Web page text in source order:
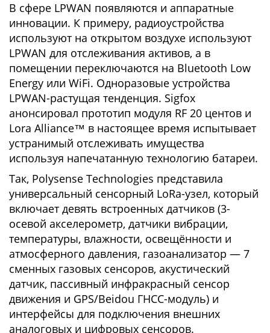
В сфере LPWAN появляются и аппаратные
инновации. К примеру, радиоустройства
используют на открытом воздухе используют
LPWAN для отслеживания активов, а в
помещении переключаются на Bluetooth Low
Energy или WiFi. Одноразовые устройства
LPWAN-растущая тенденция. Sigfox
анонсировал прототип модуля RF 20 центов и
Lora Alliance™ в настоящее время испытывает
устранимый отслеживать имущества
используя напечатанную технологию батареи.
Так, Polysense Technologies представила
универсальный сенсорный LoRa-узел, который
включает девять встроенных датчиков (3-
осевой акселерометр, датчики вибрации,
температуры, влажности, освещённости и
атмосферного давления, газоанализатор — 7
сменных газовых сенсоров, акустический
датчик, пассивный инфракрасный сенсор
движения и GPS/Beidou ГНСС-модуль) и
интерфейсы для подключения внешних
аналоговых и цифровых сенсоров.